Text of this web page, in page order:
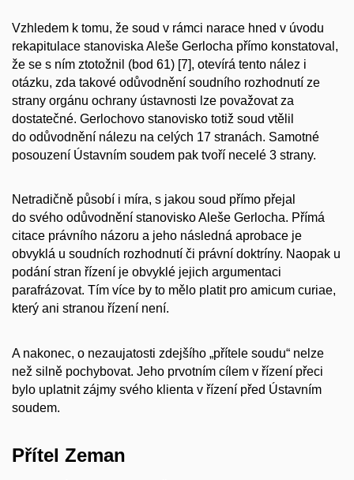
Vzhledem k tomu, že soud v rámci narace hned v úvodu
rekapitulace stanoviska Aleše Gerlocha přímo konstatoval,
že se s ním ztotožnil (bod 61) [7], otevírá tento nález i
otázku, zda takové odůvodnění soudního rozhodnutí ze
strany orgánu ochrany ústavnosti lze považovat za
dostatečné. Gerlochovo stanovisko totiž soud vtělil
do odůvodnění nálezu na celých 17 stranách. Samotné
posouzení Ústavním soudem pak tvoří necelé 3 strany.
Netradičně působí i míra, s jakou soud přímo přejal
do svého odůvodnění stanovisko Aleše Gerlocha. Přímá
citace právního názoru a jeho následná aprobace je
obvyklá u soudních rozhodnutí či právní doktríny. Naopak u
podání stran řízení je obvyklé jejich argumentaci
parafrázovat. Tím více by to mělo platit pro amicum curiae,
který ani stranou řízení není.
A nakonec, o nezaujatosti zdejšího „přítele soudu“ nelze
než silně pochybovat. Jeho prvotním cílem v řízení přeci
bylo uplatnit zájmy svého klienta v řízení před Ústavním
soudem.
Přítel Zeman